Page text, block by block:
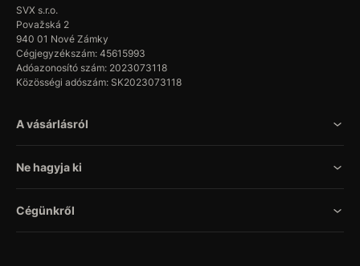
SVX s.r.o.
Považská 2
940 01 Nové Zámky
Cégjegyzékszám: 45615993
Adóazonosító szám: 2023073118
Közösségi adószám: SK2023073118
A vásárlásról
Ne hagyja ki
Cégünkről